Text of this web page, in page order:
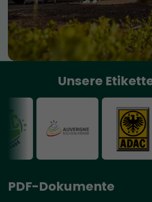
Unsere
PDF-Dokumente